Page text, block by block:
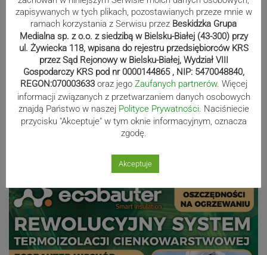
Kaniów stolicą europejskiego kajak
polo. Kilkadziesiąt drużyn z całej
Europy rywalizowało przez trzy dni
Nakamura z dubletem w Wiśle.
Dyskwalifikacja Waszka zmieniła
klasyfikację Polaków
zapisywanych w tych plikach, pozostawianych przeze mnie w
ramach korzystania z Serwisu przez Beskidzka Grupa
Medialna sp. z o.o. z siedzibą w Bielsku-Białej (43-300) przy
ul. Żywiecka 118, wpisana do rejestru przedsiębiorców KRS
przez Sąd Rejonowy w Bielsku-Białej, Wydział VIII
Gospodarczy KRS pod nr 0000144865 , NIP: 5470048840,
REGON:070003633 oraz jego Zaufanych partnerów. Więcej
informacji związanych z przetwarzaniem danych osobowych
znajdą Państwo w naszej Polityce Prywatności. Naciśniecie
przycisku "Akceptuje" w tym oknie informacyjnym, oznacza
zgodę.
Akceptuje